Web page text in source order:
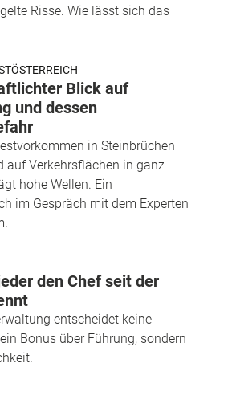
Risse. Wie lässt sich das
Blick auf
und dessen
in Steinbrüchen
auf Verkehrsflächen in ganz
hohe Wellen. Ein
im Gespräch mit dem Experten
den Chef seit der
entscheidet keine
Bonus über Führung, sondern